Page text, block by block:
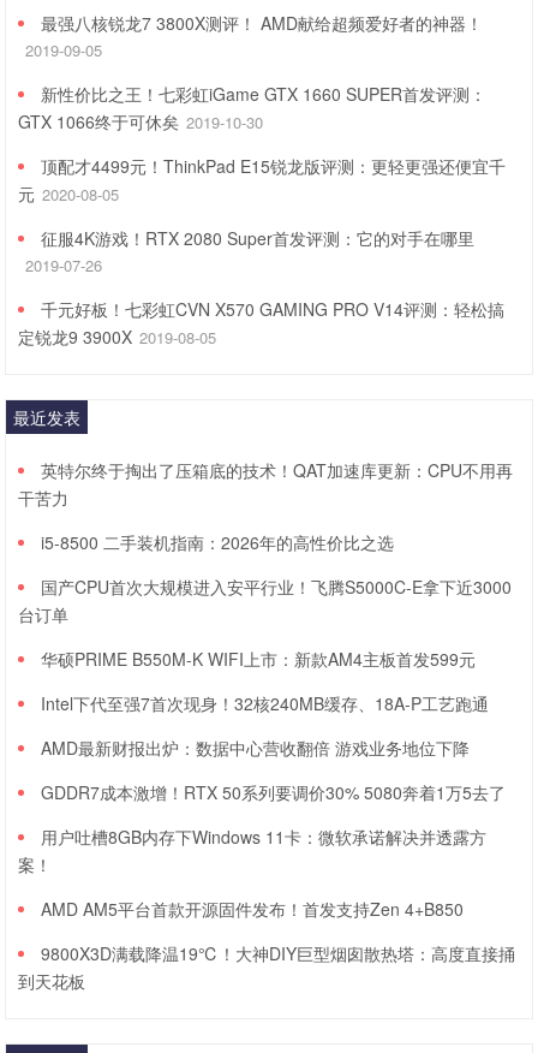
最强八核锐龙7 3800X测评！ AMD献给超频爱好者的神器！
2019-09-05
新性价比之王！七彩虹iGame GTX 1660 SUPER首发评测：
GTX 1066终于可休矣 2019-10-30
顶配才4499元！ThinkPad E15锐龙版评测：更轻更强还便宜千
元 2020-08-05
征服4K游戏！RTX 2080 Super首发评测：它的对手在哪里
2019-07-26
千元好板！七彩虹CVN X570 GAMING PRO V14评测：轻松搞
定锐龙9 3900X 2019-08-05
最近发表
英特尔终于掏出了压箱底的技术！QAT加速库更新：CPU不用再
干苦力
i5-8500 二手装机指南：2026年的高性价比之选
国产CPU首次大规模进入安平行业！飞腾S5000C-E拿下近3000
台订单
华硕PRIME B550M-K WIFI上市：新款AM4主板首发599元
Intel下代至强7首次现身！32核240MB缓存、18A-P工艺跑通
AMD最新财报出炉：数据中心营收翻倍 游戏业务地位下降
GDDR7成本激增！RTX 50系列要调价30% 5080奔着1万5去了
用户吐槽8GB内存下Windows 11卡：微软承诺解决并透露方
案！
AMD AM5平台首款开源固件发布！首发支持Zen 4+B850
9800X3D满载降温19℃！大神DIY巨型烟囱散热塔：高度直接捅
到天花板